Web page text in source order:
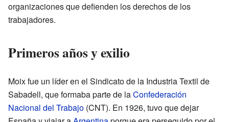
organizaciones que defienden los derechos de los
trabajadores.
Primeros años y exilio
Moix fue un líder en el Sindicato de la Industria Textil de
Sabadell, que formaba parte de laConfederación
Nacional del Trabajo (CNT). En 1926, tuvo que dejar